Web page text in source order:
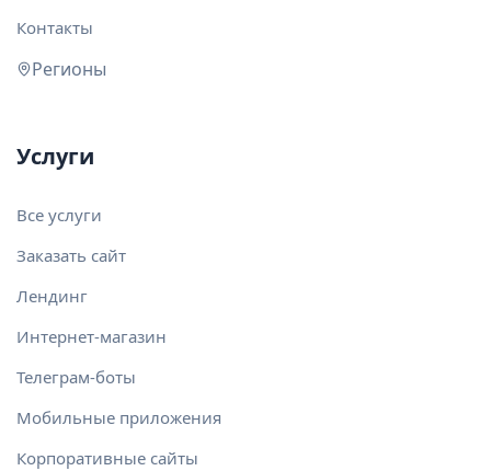
Контакты
Регионы
Услуги
Все услуги
Заказать сайт
Лендинг
Интернет-магазин
Телеграм-боты
Мобильные приложения
Корпоративные сайты